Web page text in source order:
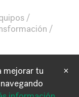
×
mejorar tu